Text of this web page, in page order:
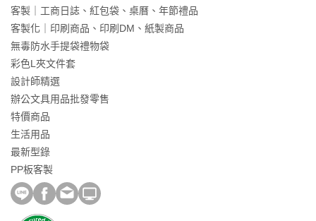
客製｜工商日誌、紅包袋、桌曆、年節禮品
客製化｜印刷商品、印刷DM、紙製商品
無毒防水手提袋禮物袋
彩色L夾文件套
設計師精選
辦公文具用品批發零售
特價商品
生活用品
最新型錄
PP板客製